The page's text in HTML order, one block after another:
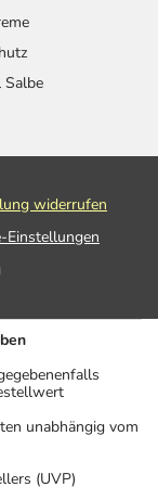
Salbe
widerrufen
Einstellungen
unabhängig vom
(UVP)